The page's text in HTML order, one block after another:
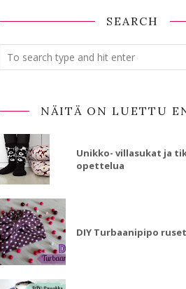
SEARCH
NÄITÄ ON LUETTU
Unikko- villasukat ja
opettelua
DIY Turbaanipipo